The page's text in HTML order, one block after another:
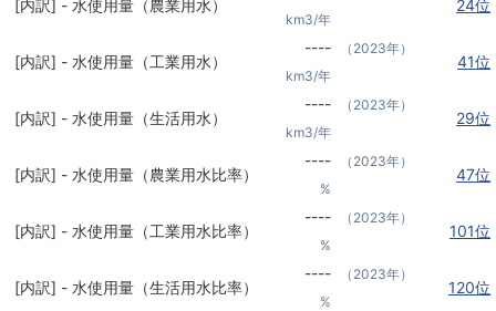
[内訳] - 水使用量（農業用水）
km3/年
24位
[内訳] - 水使用量（工業用水）
----
km3/年
（2023年）
41位
[内訳] - 水使用量（生活用水）
----
km3/年
（2023年）
29位
[内訳] - 水使用量（農業用水比率）
----
%
（2023年）
47位
[内訳] - 水使用量（工業用水比率）
----
%
（2023年）
101位
[内訳] - 水使用量（生活用水比率）
----
%
（2023年）
120位